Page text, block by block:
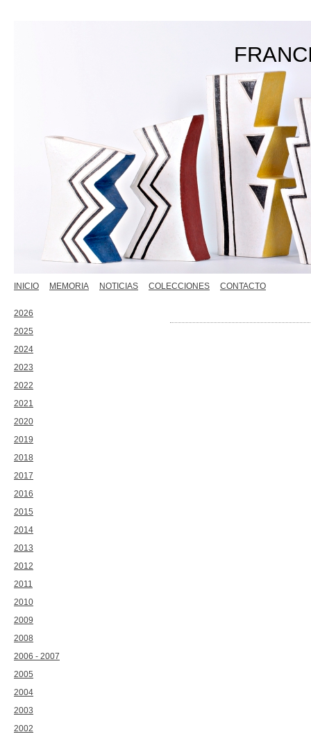
INICIO MEMORIA NOTICIAS COLECCIONES CONTACTO
2026
2025
2024
2023
2022
2021
2020
2019
2018
2017
2016
2015
2014
2013
2012
2011
2010
2009
2008
2006 - 2007
2005
2004
2003
2002